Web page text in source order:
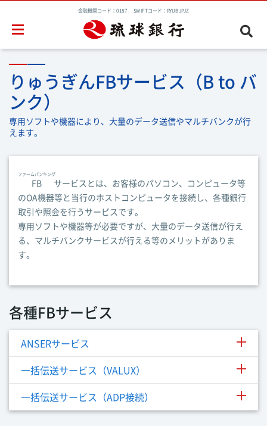
金融機関コード：0187 SWIFTコード：RYUBJPJZ
りゅうぎんFBサービス（B to バ
ンク）
専用ソフトや機器により、大量のデータ送信やマルチバンクが行
えます。
FB
ファームバンキング
サービスとは、お客様のパソコン、コンピュータ等
のOA機器等と当行のホストコンピュータを接続し、各種銀行
取引や照会を行うサービスです。
専用ソフトや機器等が必要ですが、大量のデータ送信が行え
る、マルチバンクサービスが行える等のメリットがありま
す。
各種FBサービス
ANSERサービス
一括伝送サービス（VALUX）
一括伝送サービス（ADP接続）